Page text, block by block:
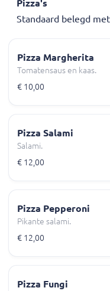
Pizza's
Standaard belegd
Pizza Margherita
Tomatensaus en kaas.
€ 10,00
Pizza Salami
Salami.
€ 12,00
Pizza Pepperoni
Pikante salami.
€ 12,00
Pizza Fungi